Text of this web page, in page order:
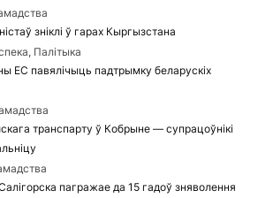
зніклі ў гарах Кыргызстана
Палітыка
ЕС павялічыць падтрымку беларускіх
транспарту ў Кобрыне — супрацоўнікі
пагражае да 15 гадоў зняволення